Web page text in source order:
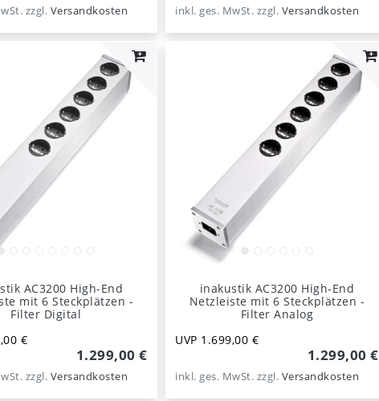
zzgl. Versandkosten inkl. ges. MwSt. zzgl. Versandkosten
AC3200 High-End
mit 6 Steckplätzen -
Filter Digital
€
1.299,00 €
zzgl. Versandkosten
inakustik AC3200 High-End
Netzleiste mit 6 Steckplätzen -
Filter Analog
UVP 1.699,00 €
1.299,00 €
inkl. ges. MwSt. zzgl. Versandkosten